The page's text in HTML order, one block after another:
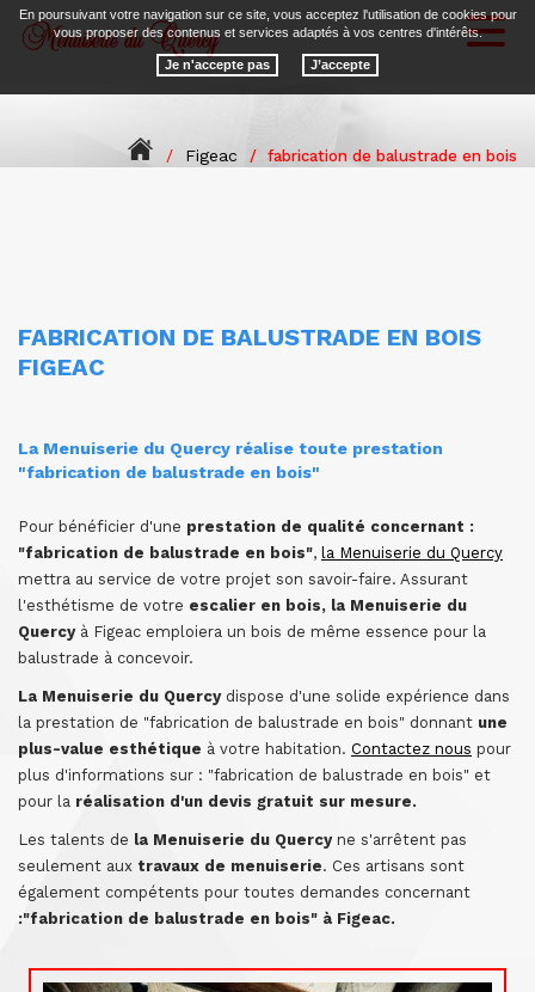
Figeac fabrication de balustrade en bois
FABRICATION DE BALUSTRADE EN BOIS
FIGEAC
La Menuiserie du Quercy réalise toute prestation
"fabrication de balustrade en bois"
Pour bénéficier d'une prestation de qualité concernant :
"fabrication de balustrade en bois", la Menuiserie du Quercy
mettra au service de votre projet son savoir-faire. Assurant
l'esthétisme de votre escalier en bois, la Menuiserie du
Quercyà Figeac emploiera un bois de même essence pour la
balustrade à concevoir.
La Menuiserie du Quercydispose d'une solide expérience dans
la prestation de "fabrication de balustrade en bois" donnant une
plus-value esthétique à votre habitation. Contactez nous pour
plus d'informations sur : "fabrication de balustrade en bois" et
pour la réalisation d'un devis gratuit sur mesure.
Les talents de la Menuiserie du Quercyne s'arrêtent pas
seulement aux travaux de menuiserie. Ces artisans sont
également compétents pour toutes demandes concernant
:"fabrication de balustrade en bois" à Figeac.
En poursuivant votre navigation sur ce site, vous acceptez l'utilisation de cookies pour
vous proposer des contenus et services adaptés à vos centres d'intérêts.
Je n'accepte pas